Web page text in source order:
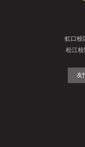
虹口校
松江校
友